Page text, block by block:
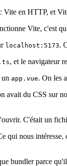
en HTTP, et
Vite, c'est
localhost:5173.
, et le navigateur
un app.vue. On les
du CSS sur
C'était un
qui nous
bundler parce